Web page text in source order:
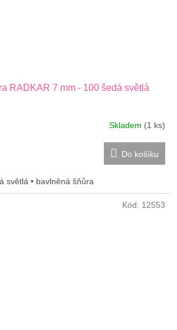
RADKAR 7 mm - 100 šedá světlá
Skladem (1 ks)
Do košíku
světlá • bavlněná šňůra
Kód: 12553